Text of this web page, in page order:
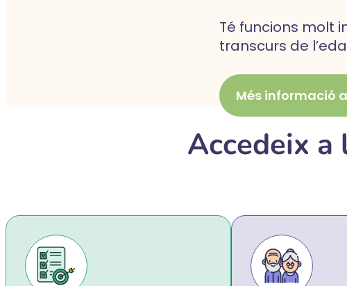
Té funcions molt
transcurs de
Més informació
Accedeix a